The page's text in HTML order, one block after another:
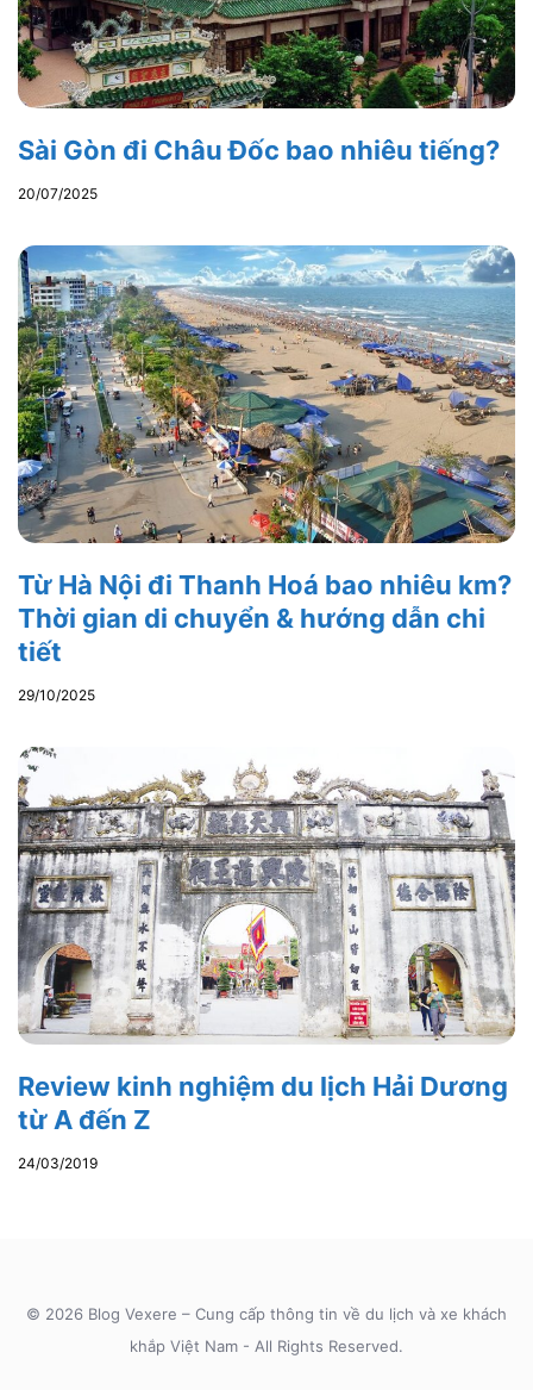
Sài Gòn đi Châu Đốc bao nhiêu tiếng?
20/07/2025
Từ Hà Nội đi Thanh Hoá bao nhiêu km?
Thời gian di chuyển & hướng dẫn chi
tiết
29/10/2025
Review kinh nghiệm du lịch Hải Dương
từ A đến Z
24/03/2019
© 2026 Blog Vexere – Cung cấp thông tin về du lịch và xe khách
khắp Việt Nam - All Rights Reserved.